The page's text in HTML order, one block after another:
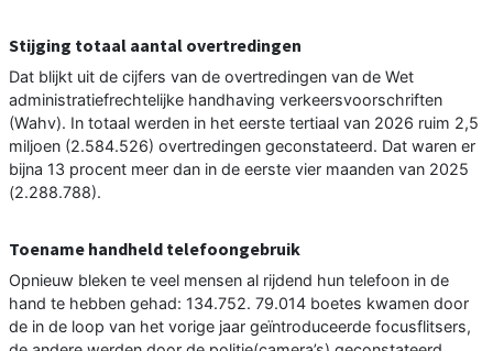
Stijging totaal aantal overtredingen
Dat blijkt uit de cijfers van de overtredingen van de Wet
administratiefrechtelijke handhaving verkeersvoorschriften
(Wahv). In totaal werden in het eerste tertiaal van 2026 ruim 2,5
miljoen (2.584.526) overtredingen geconstateerd. Dat waren er
bijna 13 procent meer dan in de eerste vier maanden van 2025
(2.288.788).
Toename handheld telefoongebruik
Opnieuw bleken te veel mensen al rijdend hun telefoon in de
hand te hebben gehad: 134.752. 79.014 boetes kwamen door
de in de loop van het vorige jaar geïntroduceerde focusflitsers,